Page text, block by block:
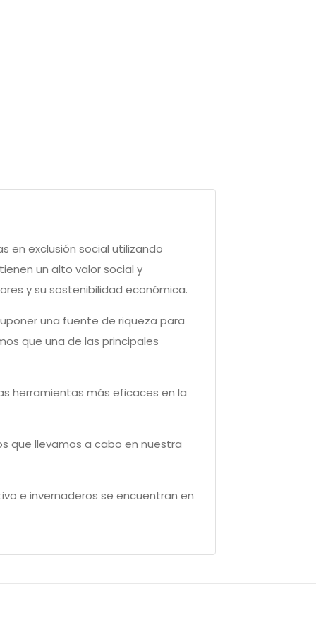
en exclusión social utilizando
un alto valor social y
y su sostenibilidad económica.
una fuente de riqueza para
que una de las principales
herramientas más eficaces en la
que llevamos a cabo en nuestra
e invernaderos se encuentran en